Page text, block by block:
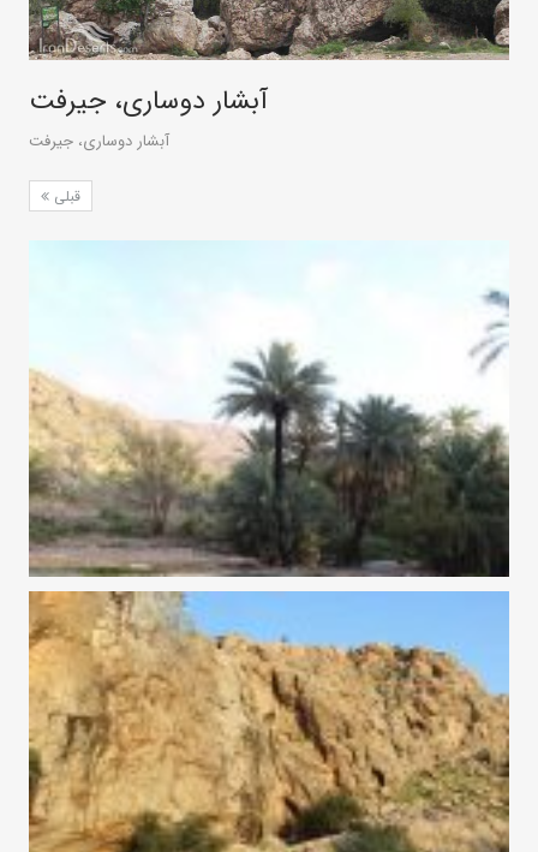
آبشار دوساری، جیرفت
آبشار دوساری، جیرفت
قبلی